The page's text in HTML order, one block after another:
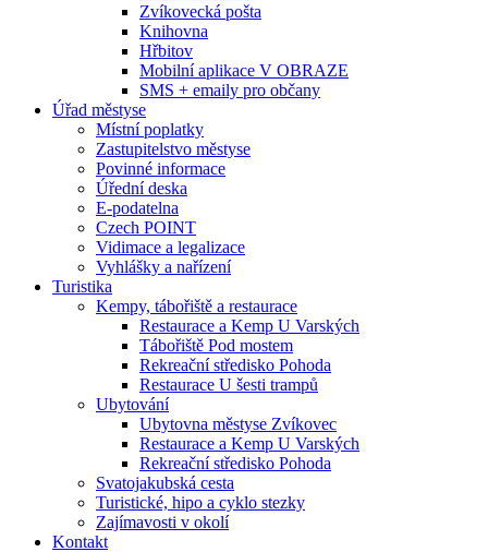
Zvíkovecká pošta
Knihovna
Hřbitov
Mobilní aplikace V OBRAZE
SMS + emaily pro občany
Úřad městyse
Místní poplatky
Zastupitelstvo městyse
Povinné informace
Úřední deska
E-podatelna
Czech POINT
Vidimace a legalizace
Vyhlášky a nařízení
Turistika
Kempy, tábořiště a restaurace
Restaurace a Kemp U Varských
Tábořiště Pod mostem
Rekreační středisko Pohoda
Restaurace U šesti trampů
Ubytování
Ubytovna městyse Zvíkovec
Restaurace a Kemp U Varských
Rekreační středisko Pohoda
Svatojakubská cesta
Turistické, hipo a cyklo stezky
Zajímavosti v okolí
Kontakt